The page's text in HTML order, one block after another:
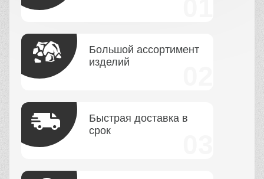
Большой ассортимент
изделий
Быстрая доставка в
срок